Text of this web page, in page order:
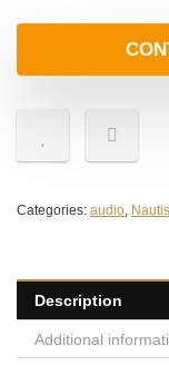
Categories: audio,
Description
Additional